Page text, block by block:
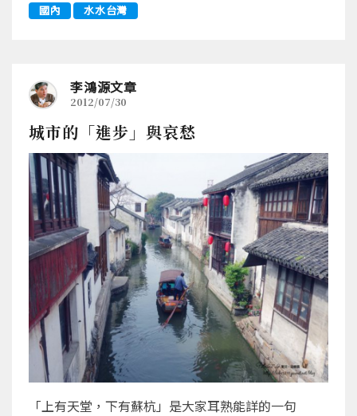
國內 水水台灣
李鴻源文章
2012/07/30
城市的「進步」與哀愁
「上有天堂，下有蘇杭」是大家耳熟能詳的一句